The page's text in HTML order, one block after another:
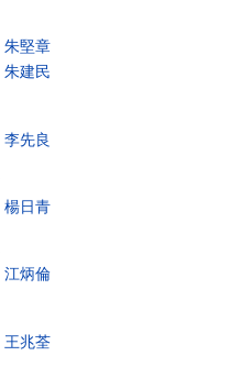
朱堅章
朱建民
李先良
楊日青
江炳倫
王兆荃